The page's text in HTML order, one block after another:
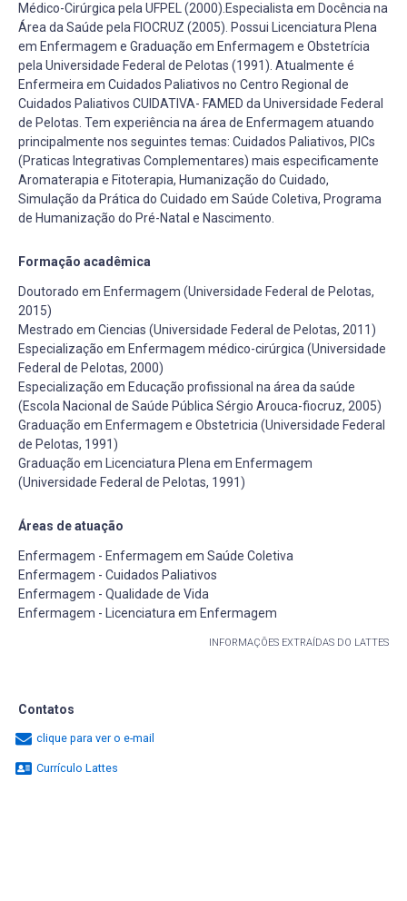
Médico-Cirúrgica pela UFPEL (2000).Especialista em Docência na
Área da Saúde pela FIOCRUZ (2005). Possui Licenciatura Plena
em Enfermagem e Graduação em Enfermagem e Obstetrícia
pela Universidade Federal de Pelotas (1991). Atualmente é
Enfermeira em Cuidados Paliativos no Centro Regional de
Cuidados Paliativos CUIDATIVA- FAMED da Universidade Federal
de Pelotas. Tem experiência na área de Enfermagem atuando
principalmente nos seguintes temas: Cuidados Paliativos, PICs
(Praticas Integrativas Complementares) mais especificamente
Aromaterapia e Fitoterapia, Humanização do Cuidado,
Simulação da Prática do Cuidado em Saúde Coletiva, Programa
de Humanização do Pré-Natal e Nascimento.
Formação acadêmica
Doutorado em Enfermagem (Universidade Federal de Pelotas,
2015)
Mestrado em Ciencias (Universidade Federal de Pelotas, 2011)
Especialização em Enfermagem médico-cirúrgica (Universidade
Federal de Pelotas, 2000)
Especialização em Educação profissional na área da saúde
(Escola Nacional de Saúde Pública Sérgio Arouca-fiocruz, 2005)
Graduação em Enfermagem e Obstetricia (Universidade Federal
de Pelotas, 1991)
Graduação em Licenciatura Plena em Enfermagem
(Universidade Federal de Pelotas, 1991)
Áreas de atuação
Enfermagem - Enfermagem em Saúde Coletiva
Enfermagem - Cuidados Paliativos
Enfermagem - Qualidade de Vida
Enfermagem - Licenciatura em Enfermagem
INFORMAÇÕES EXTRAÍDAS DO LATTES
Contatos
clique para ver o e-mail
Currículo Lattes